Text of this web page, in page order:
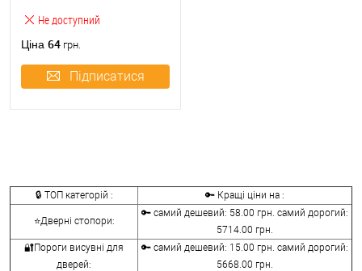
Не доступний
Ціна 64 грн.
Підписатися
🔒 ТОП категорій : 🔑 Кращі ціни на :
⭐Дверні стопори:
🔑 самий дешевий: 58.00 грн. самий дорогий:
5714.00 грн.
🔐Пороги висувні для
дверей:
🔑 самий дешевий: 15.00 грн. самий дорогий:
5668.00 грн.